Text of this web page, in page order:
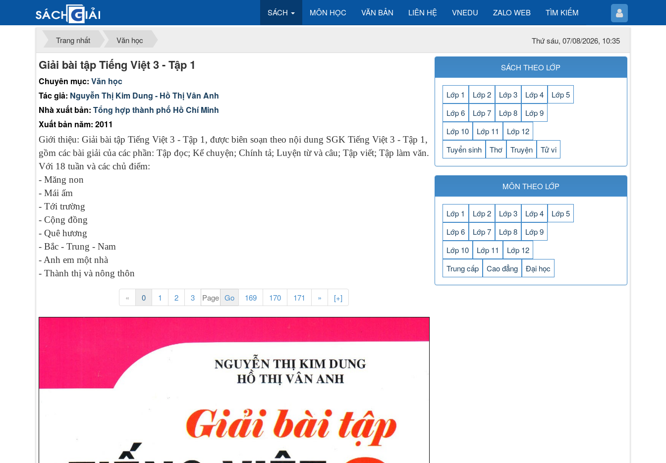
SÁCH MÔN HỌC VĂN BẢN LIÊN HỆ VNEDU ZALO WEB TÌM KIẾM
Trang nhất Văn học Thứ sáu, 07/08/2026, 10:35
Giải bài tập Tiếng Việt 3 - Tập 1
Chuyên mục: Văn học
Tác giả: Nguyễn Thị Kim Dung - Hồ Thị Vân Anh
Nhà xuất bản: Tổng hợp thành phố Hồ Chí Minh
Xuất bản năm: 2011
Giới thiệu: Giải bài tập Tiếng Việt 3 - Tập 1, được biên soạn theo nội dung SGK Tiếng Việt 3 - Tập 1,
gồm các bài giải của các phần: Tập đọc; Kể chuyện; Chính tả; Luyện từ và câu; Tập viết; Tập làm văn.
Với 18 tuần và các chủ điểm:
- Măng non
- Mái ấm
- Tới trường
- Cộng đồng
- Quê hương
- Bắc - Trung - Nam
- Anh em một nhà
- Thành thị và nông thôn
« 0 1 2 3 169 170 171 » [+]
SÁCH THEO LỚP
Lớp 1 Lớp 2 Lớp 3 Lớp 4
Lớp 5
Lớp 6
Lớp 7 Lớp 8
Lớp 9
Lớp 10
Lớp 11
Lớp 12
Tuyển sinh
Thơ Truyện Tử vi
MÔN THEO LỚP
Lớp 1 Lớp 2 Lớp 3 Lớp 4
Lớp 5
Lớp 6
Lớp 7 Lớp 8
Lớp 9
Lớp 10
Lớp 11
Lớp 12
Trung cấp
Cao đẳng Đại học